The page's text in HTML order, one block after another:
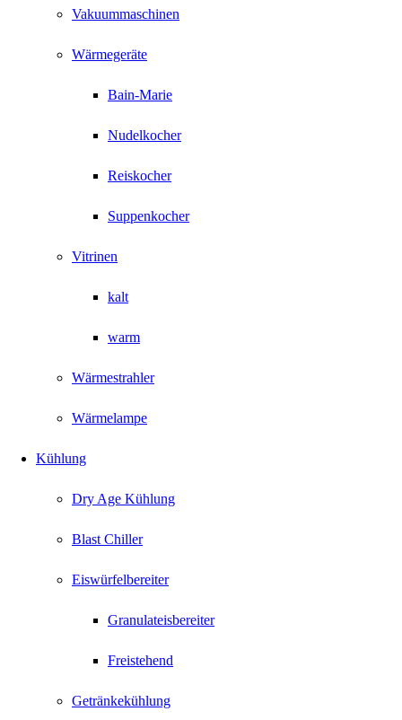
Vakuummaschinen
Wärmegeräte
Bain-Marie
Nudelkocher
Reiskocher
Suppenkocher
Vitrinen
kalt
warm
Wärmestrahler
Wärmelampe
Kühlung
Dry Age Kühlung
Blast Chiller
Eiswürfelbereiter
Granulateisbereiter
Freistehend
Getränkekühlung